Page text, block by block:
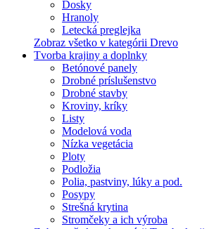
Dosky
Hranoly
Letecká preglejka
Zobraz všetko v kategórii Drevo
Tvorba krajiny a doplnky
Betónové panely
Drobné príslušenstvo
Drobné stavby
Kroviny, kríky
Listy
Modelová voda
Nízka vegetácia
Ploty
Podložia
Polia, pastviny, lúky a pod.
Posypy
Strešná krytina
Stromčeky a ich výroba